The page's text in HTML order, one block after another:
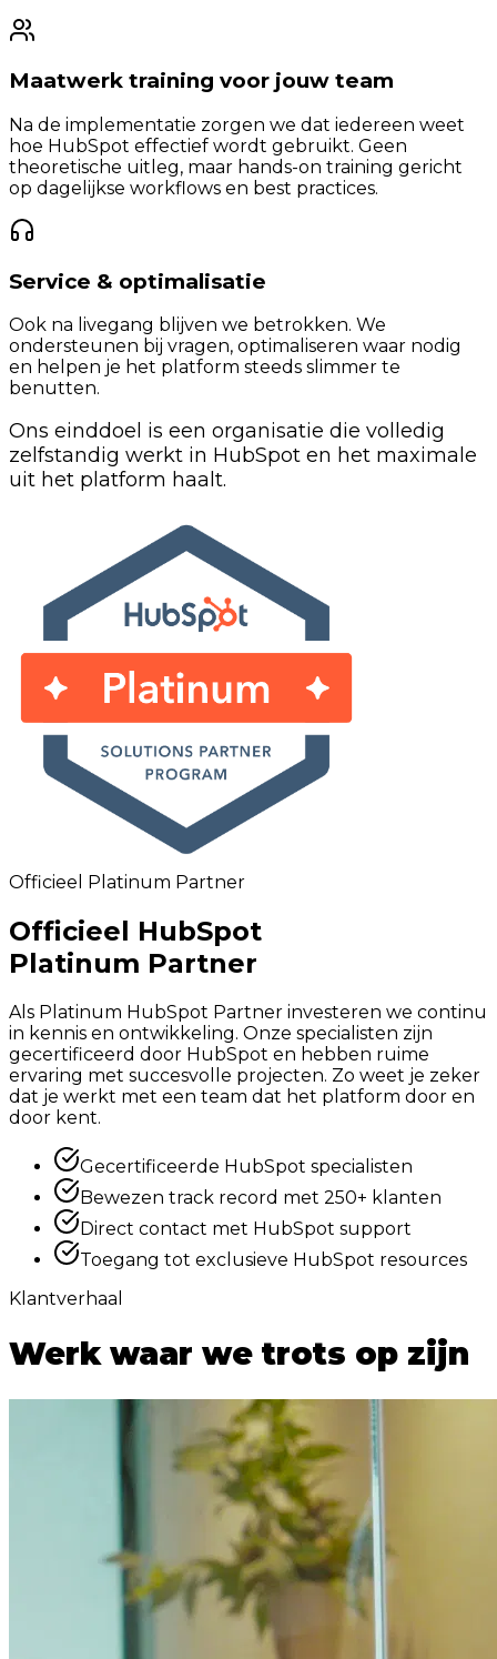
Maatwerk training voor jouw team
Na de implementatie zorgen we dat iedereen weet
hoe HubSpot effectief wordt gebruikt. Geen
theoretische uitleg, maar hands-on training gericht
op dagelijkse workflows en best practices.
Service & optimalisatie
Ook na livegang blijven we betrokken. We
ondersteunen bij vragen, optimaliseren waar nodig
en helpen je het platform steeds slimmer te
benutten.
Ons einddoel is een organisatie die volledig
zelfstandig werkt in HubSpot en het maximale
uit het platform haalt.
Officieel Platinum Partner
Officieel HubSpot
Platinum Partner
Als Platinum HubSpot Partner investeren we continu
in kennis en ontwikkeling. Onze specialisten zijn
gecertificeerd door HubSpot en hebben ruime
ervaring met succesvolle projecten. Zo weet je zeker
dat je werkt met een team dat het platform door en
door kent.
Gecertificeerde HubSpot specialisten
Bewezen track record met 250+ klanten
Direct contact met HubSpot support
Toegang tot exclusieve HubSpot resources
Klantverhaal
Werk waar we trots op zijn